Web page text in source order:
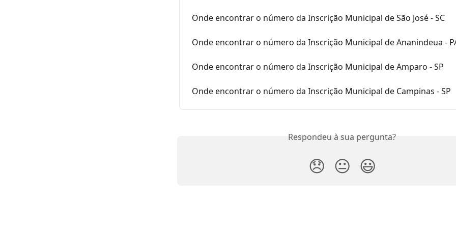
Onde encontrar o número da Inscrição Municipal de São José - SC
Onde encontrar o número da Inscrição Municipal de Ananindeua -
Onde encontrar o número da Inscrição Municipal de Amparo - SP
Onde encontrar o número da Inscrição Municipal de Campinas - SP
Respondeu à sua pergunta?
😞 😐 😃